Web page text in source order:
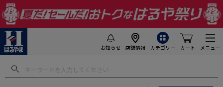
お知らせ 店舗情報 カテゴリー カート メニュー